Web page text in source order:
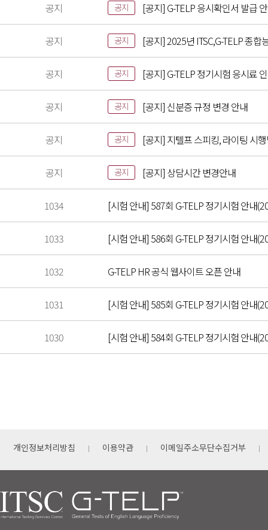
공지 공지 [공지] G-TELP 응시확인서 발급
공지 공지 [공지] 2025년 ITSC,G-TELP 종합
공지 공지 [공지] G-TELP 정기시험 응시료
공지 공지 [공지] 신분증 규정 변경 안내
공지 공지 [공지] 지텔프 스피킹, 라이팅 시
공지 공지 [공지] 상담시간 변경안내
1034 [시험 안내] 587회 G-TELP 정기시험 안내
1033 [시험 안내] 586회 G-TELP 정기시험 안내
1032 G-TELP HR 공식 웹사이트 오픈 안내
1031 [시험 안내] 585회 G-TELP 정기시험 안내
1030 [시험 안내] 584회 G-TELP 정기시험 안내
개인정보처리방침 이용약관 이메일주소무단수집거부